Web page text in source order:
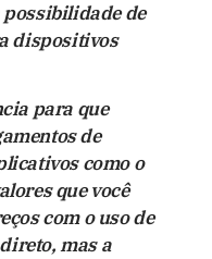
possibilidade de
dispositivos
para que
de
como o
que você
com o uso de
mas a